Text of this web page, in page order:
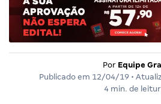
Por Equipe
Publicado em 12/04/19 •
4 min. de